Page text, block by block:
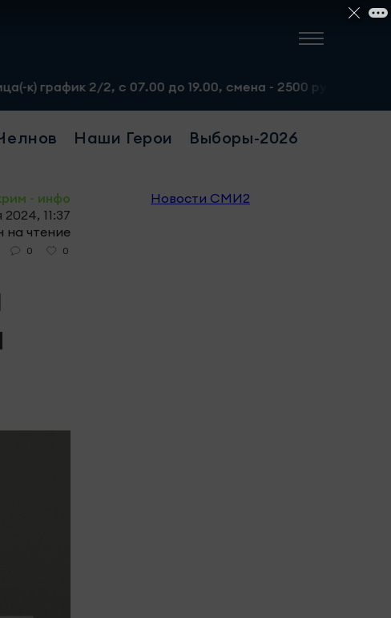
2/2, с 07.00 до 19.00, смена - 2500 рублей. Пр-т
Наши Герои Выборы-2026
- инфо
2024, 11:37
на чтение
0 0
Новости СМИ2